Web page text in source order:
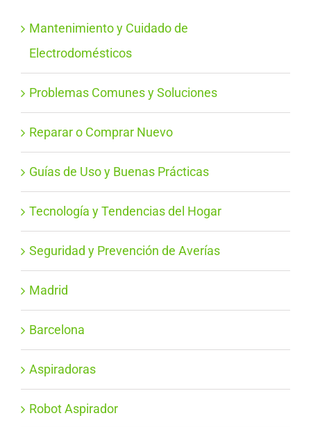
Mantenimiento y Cuidado de
Electrodomésticos
Problemas Comunes y Soluciones
Reparar o Comprar Nuevo
Guías de Uso y Buenas Prácticas
Tecnología y Tendencias del Hogar
Seguridad y Prevención de Averías
Madrid
Barcelona
Aspiradoras
Robot Aspirador